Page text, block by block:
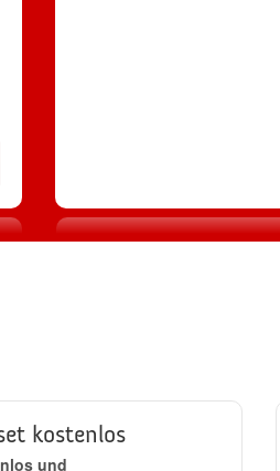
kostenlos
und